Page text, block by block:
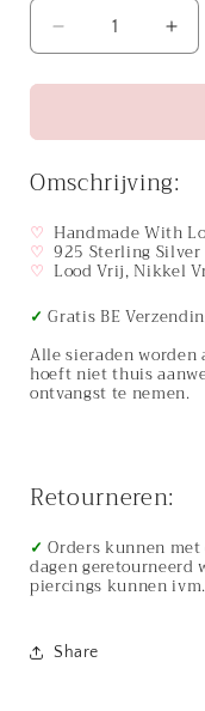
Decrease
quantity
for
Open
Ring
for
Ring
Omschrijving:
♡ Handmade With
♡ 925 Sterling Silver
♡ Lood Vrij, Nikkel
✓ Gratis BE
Alle sieraden
hoeft niet thuis
ontvangst te nemen.
Retourneren:
✓ Orders kunnen
dagen geretourneerd
piercings kunnen
Share